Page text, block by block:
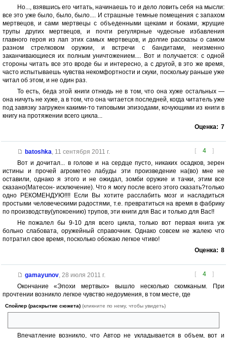
Но..., взявшись его читать, начинаешь то и дело ловить себя на мысли:
все это уже было, было, было.... И страшные темные помещения с запахом
мертвецов, и сами мертвецы с объеденными щеками и боками, жрущие
трупы других мертвецов, и почти регулярные чудесные избавления
главного героя из лап этих самых мертвецов, и долгие рассказы о самом
разном стрелковом оружии, и встречи с бандитами, неизменно
заканчивающиеся их полным уничтожением.... Вот и получается: с одной
стороны читать все это вроде бы и интересно, а с другой, в это же время,
часто испытываешь чувства некомфортности и скуки, поскольку раньше уже
читал об этом, и не один раз.
То есть, беда этой книги отнюдь не в том, что она хуже остальных —
она ничуть не хуже, а в том, что она читается последней, когда читатель уже
под завязку загружен какими-то типовыми эпизодами, кочующими из книги в
книгу на протяжении всего цикла...
Оценка: 7
[ 4 ]
batoshka 11 сентября 2011 г.
Вот и дочитал... в голове и на сердце пусто, никаких осадков, зерен
истины и прочей агрометео лабуды эти произведение на(во) мне не
оставили, однако я этого и не ожидал, зомби оружие и тачки, этим все
сказано(Матесон- исключение). Что я могу после всего этого сказать?только
одно РЕКОМЕНДУЮ!!!! Если Вы хотите расслабить мозг и насладиться
простыми человеческими радостями, т.е. превратиться на время в фабрику
по производству(упокоению) трупов, эти книги для Вас и только для Вас!!
Не пожалел бы 9-10 для всего цикла, только вот первая книга уж
больно слабовата, оружейный справочник. Однако совсем не жалею что
потратил свое время, посколько обожаю легкое чтиво!
Оценка: 8
[ 4 ]
gamayunov, 28 июля 2011 г.
Окончание «Эпохи мертвых» вышло несколько скомканым. При
прочтении возникло легкое чувство недоумения, в том месте, где
Спойлер (раскрытие сюжета) (кликните по нему, чтобы увидеть)
Впечатление возникло, что Автор не укладывается в объем, вот и